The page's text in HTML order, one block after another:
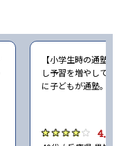
【小学生時の通塾
し予習を増やして
に子どもが通塾。
4.0